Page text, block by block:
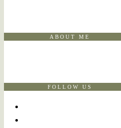
ABOUT ME
FOLLOW US